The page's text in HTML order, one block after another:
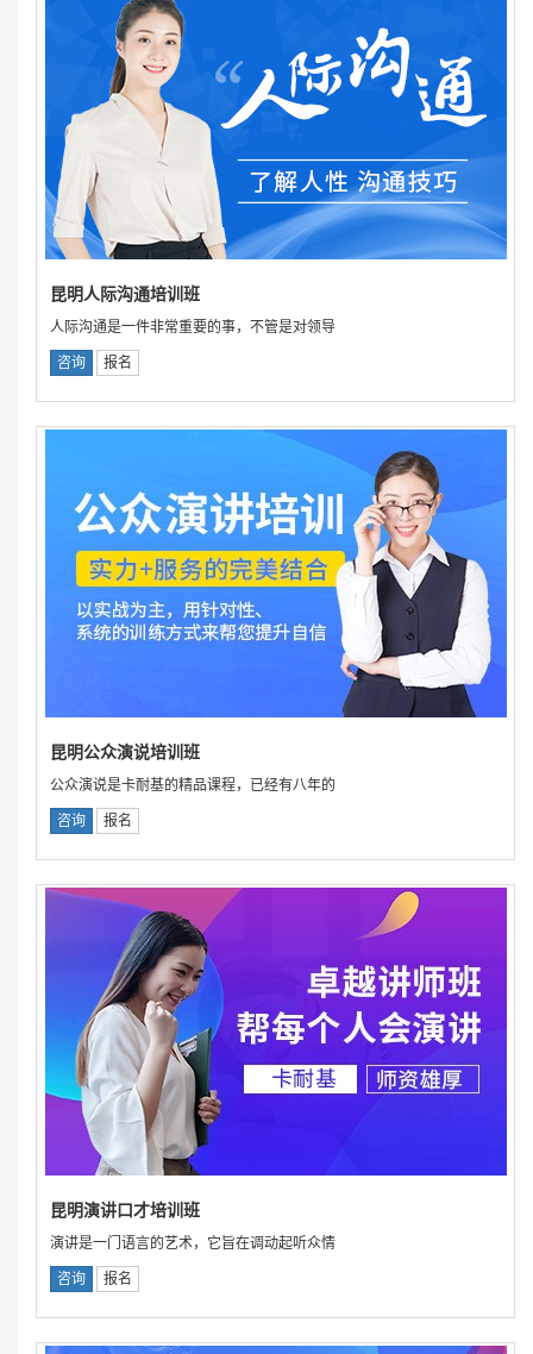
昆明人际沟通培训班
人际沟通是一件非常重要的事，不管是对领导
咨询 报名
昆明公众演说培训班
公众演说是卡耐基的精品课程，已经有八年的
咨询 报名
昆明演讲口才培训班
演讲是一门语言的艺术，它旨在调动起听众情
咨询 报名